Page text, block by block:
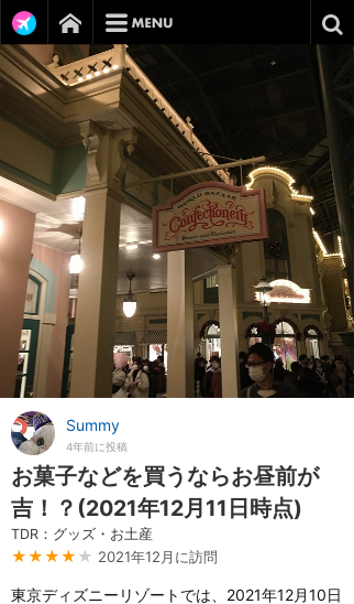
Summy
4年前に投稿
お菓子などを買うならお昼前が
吉！？(2021年12月11日時点)
TDR：グッズ・お土産
★★★★ ★ 2021年12月に訪問
東京ディズニーリゾートでは、2021年12月10日